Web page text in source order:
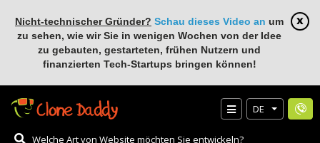
Nicht-technischer Gründer? Schau dieses Video an um
zu sehen, wie wir Sie in wenigen Wochen von der Idee
zu gebauten, gestarteten, frühen Nutzern und
finanzierten Tech-Startups bringen können!
DE